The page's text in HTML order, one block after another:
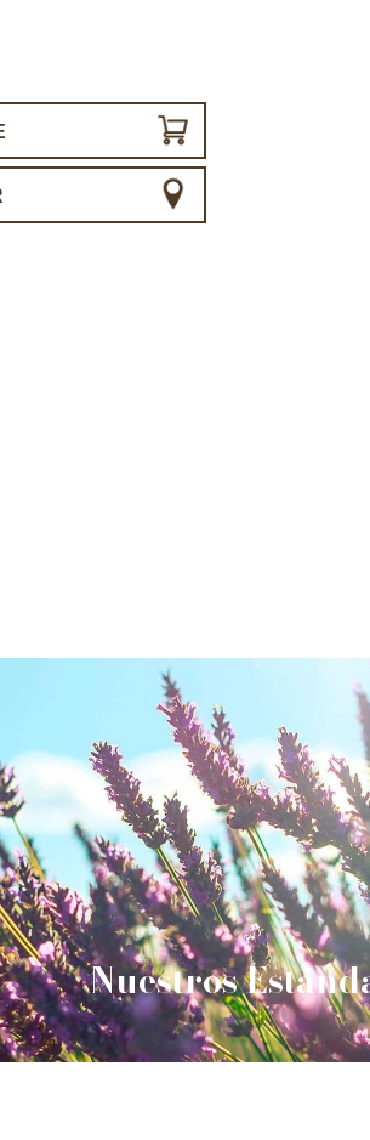
Nuestros